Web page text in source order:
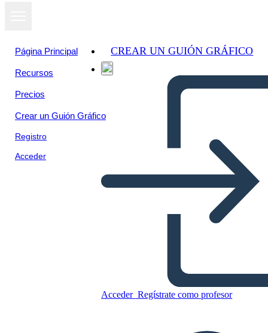
Página Principal
Recursos
Precios
Crear un Guión Gráfico
Registro
Acceder
CREAR UN GUIÓN GRÁFICO
Acceder Regístrate como profesor
13 colônias
Ver como
presentación